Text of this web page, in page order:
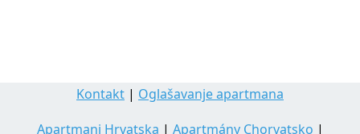
Kontakt | Oglašavanje apartmana
Apartmani Hrvatska | Apartmány Chorvatsko |